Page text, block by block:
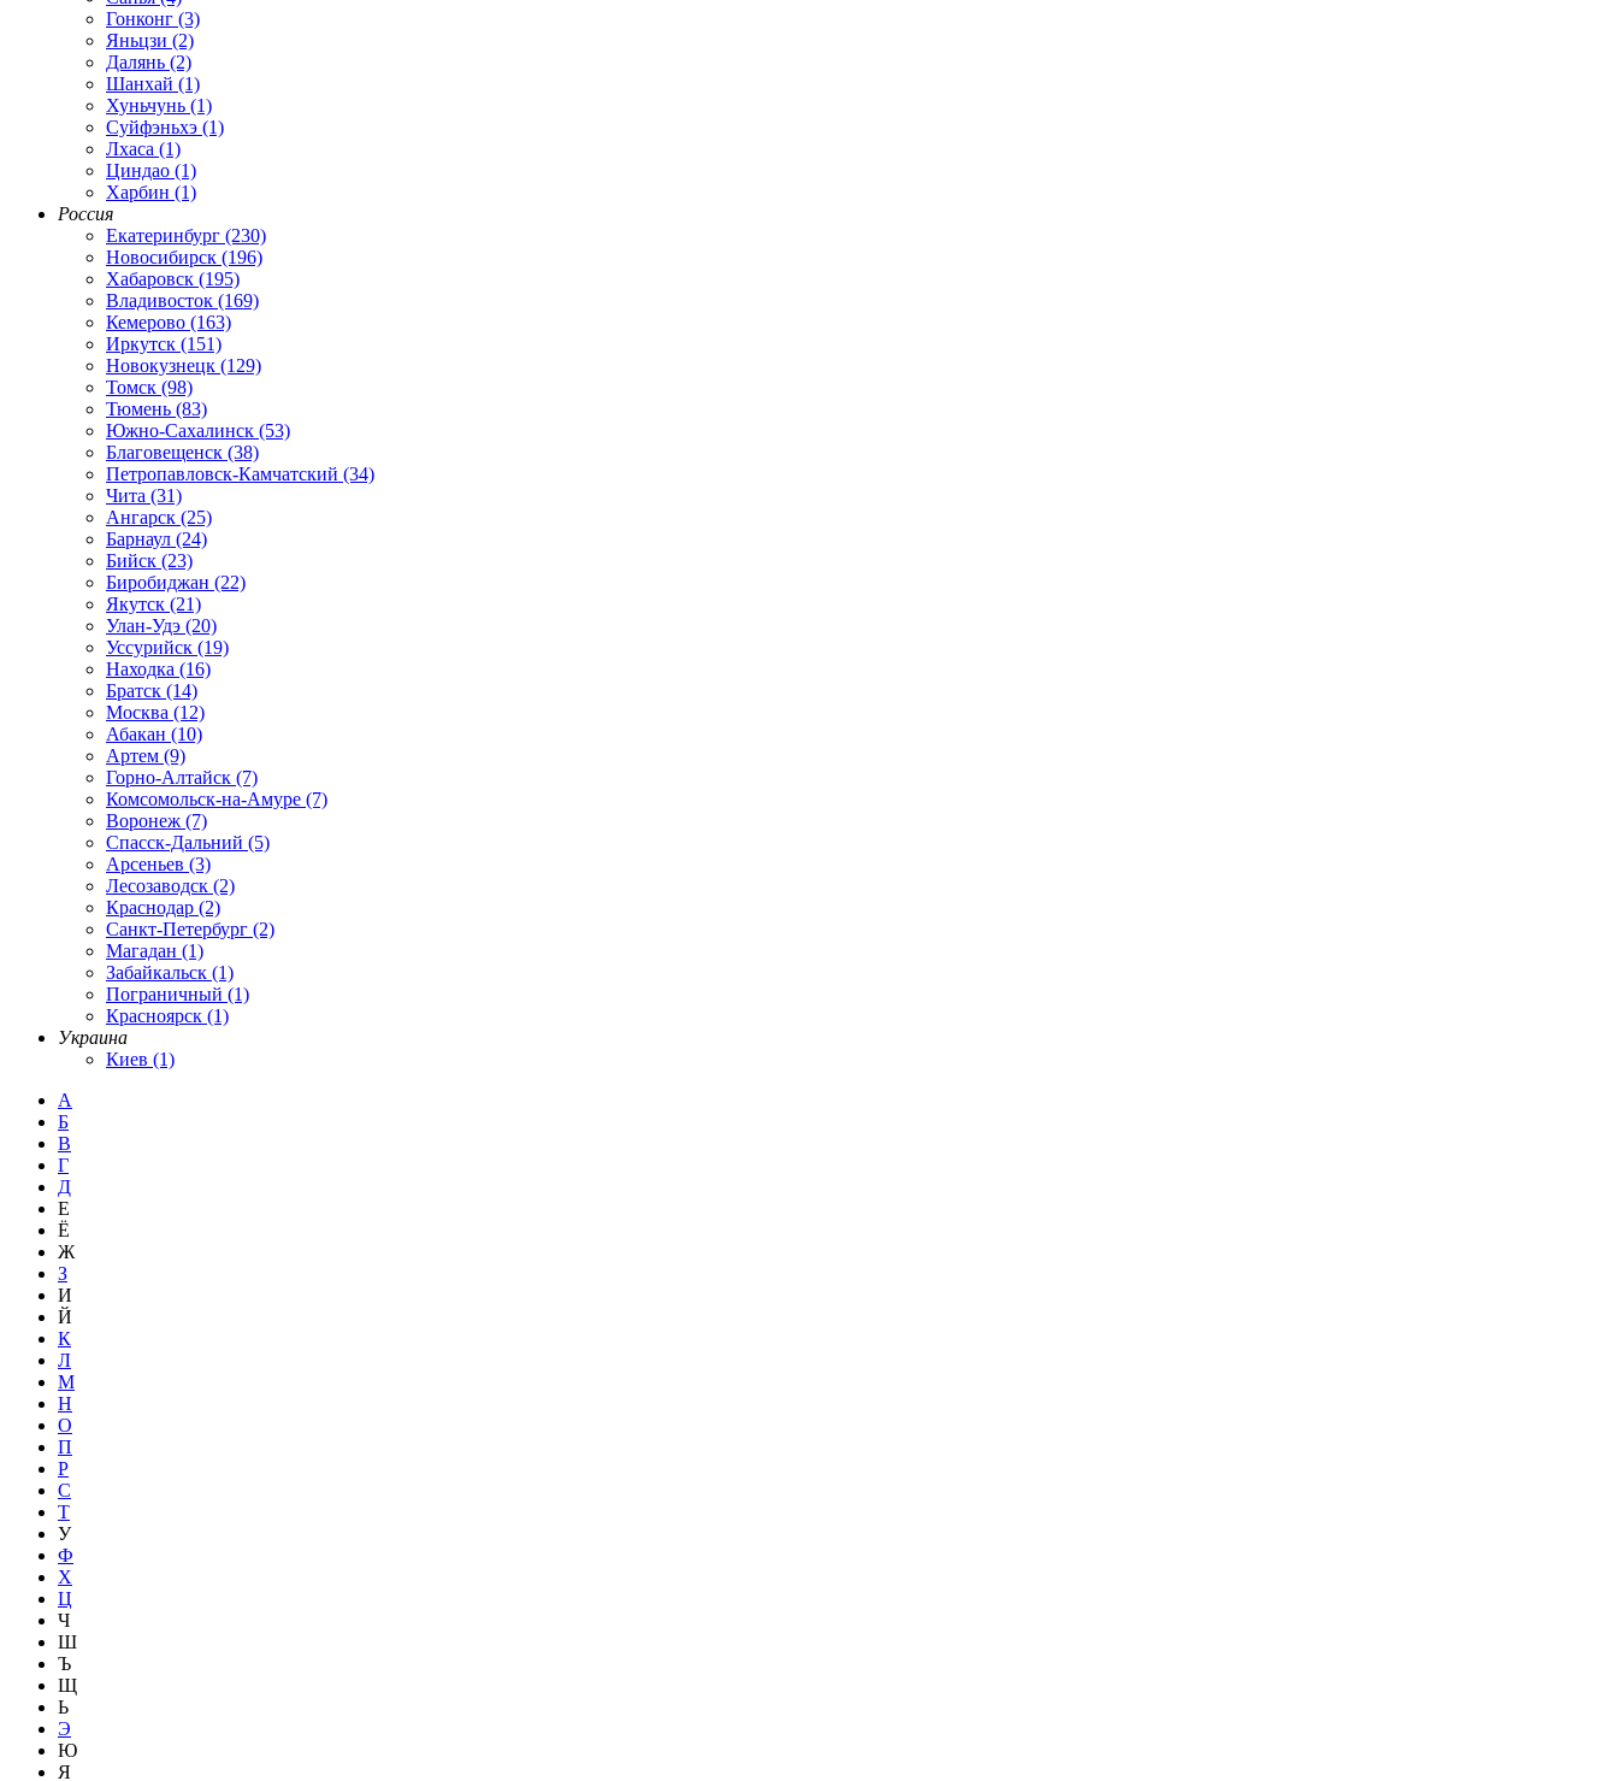
Гонконг (3)
Яньцзи (2)
Далянь (2)
Шанхай (1)
Хуньчунь (1)
Суйфэньхэ (1)
Лхаса (1)
Циндао (1)
Харбин (1)
Россия
Екатеринбург (230)
Новосибирск (196)
Хабаровск (195)
Владивосток (169)
Кемерово (163)
Иркутск (151)
Новокузнецк (129)
Томск (98)
Тюмень (83)
Южно-Сахалинск (53)
Благовещенск (38)
Петропавловск-Камчатский (34)
Чита (31)
Ангарск (25)
Барнаул (24)
Бийск (23)
Биробиджан (22)
Якутск (21)
Улан-Удэ (20)
Уссурийск (19)
Находка (16)
Братск (14)
Москва (12)
Абакан (10)
Артем (9)
Горно-Алтайск (7)
Комсомольск-на-Амуре (7)
Воронеж (7)
Спасск-Дальний (5)
Арсеньев (3)
Лесозаводск (2)
Краснодар (2)
Санкт-Петербург (2)
Магадан (1)
Забайкальск (1)
Пограничный (1)
Красноярск (1)
Украина
Киев (1)
А
Б
В
Г
Д
Е
Ё
Ж
З
И
Й
К
Л
М
Н
О
П
Р
С
Т
У
Ф
Х
Ц
Ч
Ш
Ъ
Щ
Ь
Э
Ю
Я